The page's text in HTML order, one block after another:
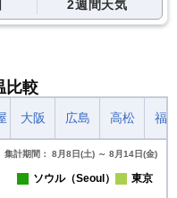
2週間天気
比較
大阪 広島 高松 福
集計期間： 8月8日(土) ～ 8月14日(金)
ソウル（Seoul） 東京